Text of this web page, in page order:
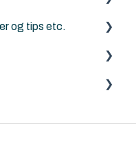
og tips etc.